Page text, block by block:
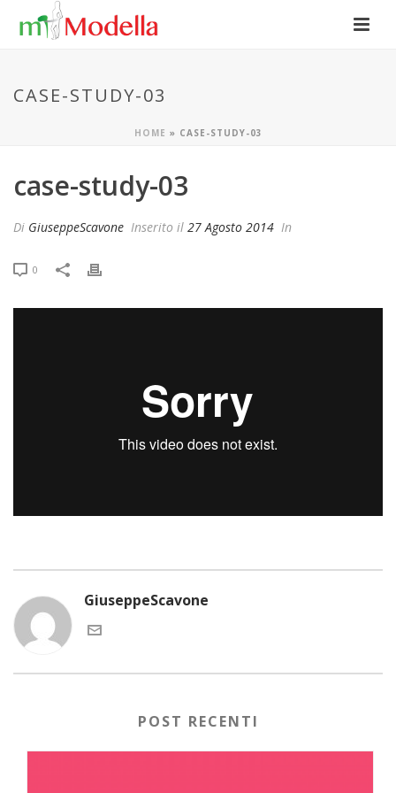
CASE-STUDY-03
HOME » CASE-STUDY-03
case-study-03
Di GiuseppeScavone Inserito il 27 Agosto 2014 In
0
GiuseppeScavone
POST RECENTI